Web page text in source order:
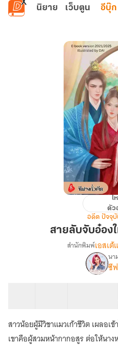
ข้ามไปยังเนื้อหาหลัก
นิยาย เว็บตูน อีบุ๊ก
สายลับ
อ๋อง
เล่ม2(จบ)
โ
ตัว
อดีต ปัจจุ
สายลับจับอ๋อง
สำนักพิมพ์เอสเต้
นา
ซี
สาวน้อยผู้มีวิชาแมวเก้าชีวิต เผลอเ
เขาคือผู้สวมหน้ากากอสูร ต่อให้นา